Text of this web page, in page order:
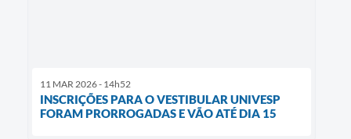
11 MAR 2026 - 14h52
INSCRIÇÕES PARA O VESTIBULAR UNIVESP
FORAM PRORROGADAS E VÃO ATÉ DIA 15